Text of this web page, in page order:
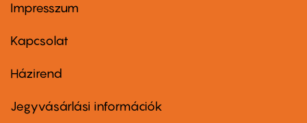
Footer
first
Impresszum
Kapcsolat
Footer
second
Házirend
Jegyvásárlási információk